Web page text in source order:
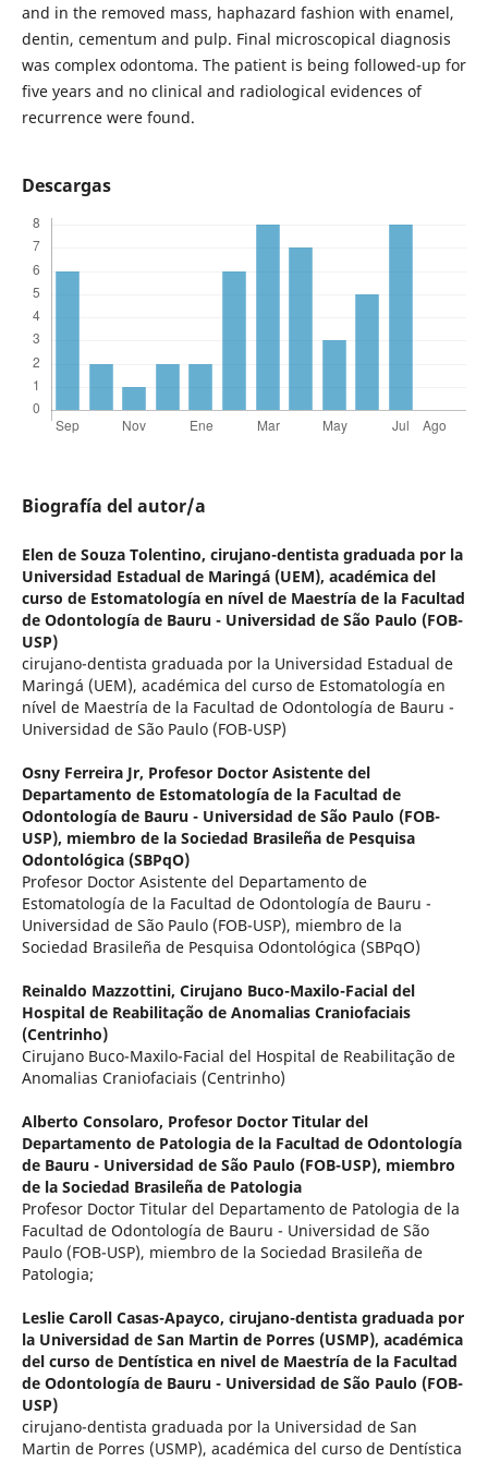
and in the removed mass, haphazard fashion with enamel,
dentin, cementum and pulp. Final microscopical diagnosis
was complex odontoma. The patient is being followed-up for
five years and no clinical and radiological evidences of
recurrence were found.
Descargas
Biografía del autor/a
Elen de Souza Tolentino, cirujano-dentista graduada por la
Universidad Estadual de Maringá (UEM), académica del
curso de Estomatología en nível de Maestría de la Facultad
de Odontología de Bauru - Universidad de São Paulo (FOB-
USP)
cirujano-dentista graduada por la Universidad Estadual de
Maringá (UEM), académica del curso de Estomatología en
nível de Maestría de la Facultad de Odontología de Bauru -
Universidad de São Paulo (FOB-USP)
Osny Ferreira Jr, Profesor Doctor Asistente del
Departamento de Estomatología de la Facultad de
Odontología de Bauru - Universidad de São Paulo (FOB-
USP), miembro de la Sociedad Brasileña de Pesquisa
Odontológica (SBPqO)
Profesor Doctor Asistente del Departamento de
Estomatología de la Facultad de Odontología de Bauru -
Universidad de São Paulo (FOB-USP), miembro de la
Sociedad Brasileña de Pesquisa Odontológica (SBPqO)
Reinaldo Mazzottini, Cirujano Buco-Maxilo-Facial del
Hospital de Reabilitação de Anomalias Craniofaciais
(Centrinho)
Cirujano Buco-Maxilo-Facial del Hospital de Reabilitação de
Anomalias Craniofaciais (Centrinho)
Alberto Consolaro, Profesor Doctor Titular del
Departamento de Patologia de la Facultad de Odontología
de Bauru - Universidad de São Paulo (FOB-USP), miembro
de la Sociedad Brasileña de Patologia
Profesor Doctor Titular del Departamento de Patologia de la
Facultad de Odontología de Bauru - Universidad de São
Paulo (FOB-USP), miembro de la Sociedad Brasileña de
Patologia;
Leslie Caroll Casas-Apayco, cirujano-dentista graduada por
la Universidad de San Martin de Porres (USMP), académica
del curso de Dentística en nivel de Maestría de la Facultad
de Odontología de Bauru - Universidad de São Paulo (FOB-
USP)
cirujano-dentista graduada por la Universidad de San
Martin de Porres (USMP), académica del curso de Dentística